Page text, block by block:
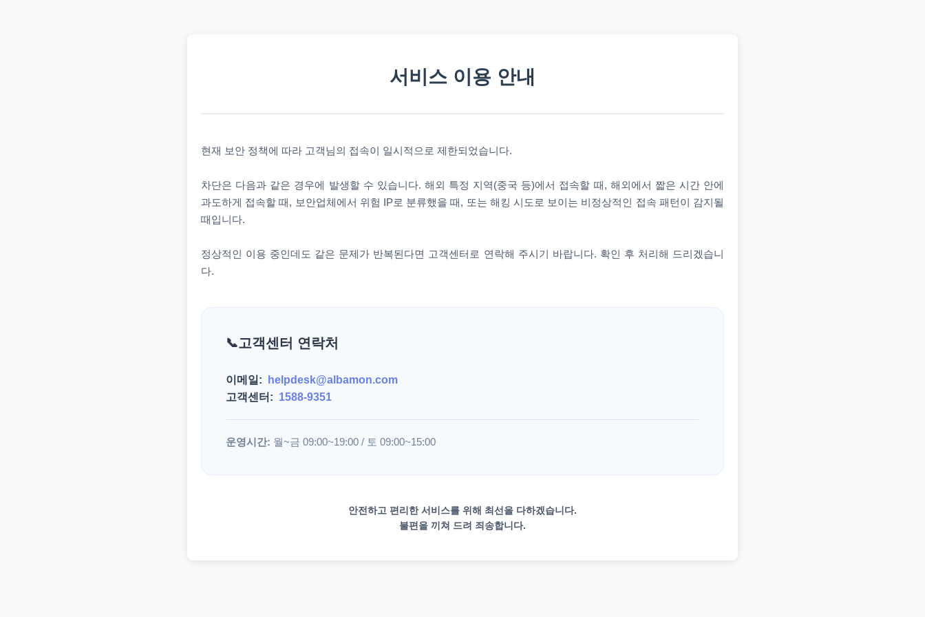
서비스 이용 안내
현재 보안 정책에 따라 고객님의 접속이 일시적으로 제한되었습니다.
차단은 다음과 같은 경우에 발생할 수 있습니다. 해외 특정 지역(중국 등)에서 접속할 때, 해외에서 짧은 시간 안에
과도하게 접속할 때, 보안업체에서 위험 IP로 분류했을 때, 또는 해킹 시도로 보이는 비정상적인 접속 패턴이 감지될
때입니다.
정상적인 이용 중인데도 같은 문제가 반복된다면 고객센터로 연락해 주시기 바랍니다. 확인 후 처리해 드리겠습니
다.
고객센터 연락처
이메일:
helpdesk@albamon.com
고객센터: 1588-9351
운영시간: 월~금 09:00~19:00 / 토 09:00~15:00
안전하고 편리한 서비스를 위해 최선을 다하겠습니다.
불편을 끼쳐 드려 죄송합니다.